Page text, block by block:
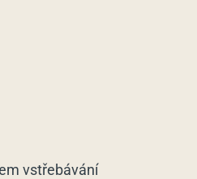
vstřebávání